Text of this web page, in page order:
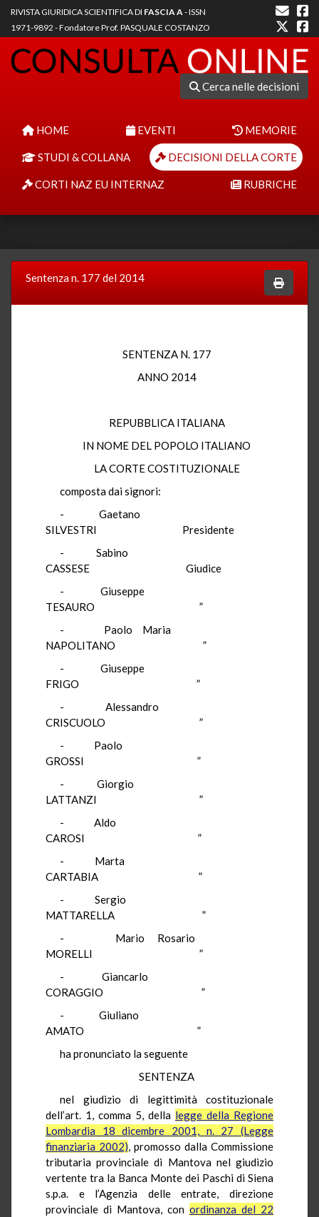
RIVISTA GIURIDICA SCIENTIFICA DI FASCIA A- ISSN
1971-9892 - Fondatore Prof. PASQUALE COSTANZO
Cerca nelle decisioni
HOME EVENTI MEMORIE
STUDI & COLLANA DECISIONI DELLA CORTE
CORTI NAZ EU INTERNAZ RUBRICHE
Sentenza n. 177 del 2014
SENTENZA N. 177
ANNO 2014
REPUBBLICA ITALIANA
IN NOME DEL POPOLO ITALIANO
LA CORTE COSTITUZIONALE
composta dai signori:
- Gaetano
SILVESTRI Presidente
- Sabino
CASSESE Giudice
- Giuseppe
TESAURO ”
- Paolo Maria
NAPOLITANO ”
- Giuseppe
FRIGO ”
- Alessandro
CRISCUOLO ”
- Paolo
GROSSI ”
- Giorgio
LATTANZI ”
- Aldo
CAROSI ”
- Marta
CARTABIA ”
- Sergio
MATTARELLA ”
- Mario Rosario
MORELLI ”
- Giancarlo
CORAGGIO ”
- Giuliano
AMATO ”
ha pronunciato la seguente
SENTENZA
nel giudizio di legittimità costituzionale
dell’art. 1, comma 5, della legge della Regione
Lombardia 18 dicembre 2001, n. 27 (Legge
finanziaria 2002), promosso dalla Commissione
tributaria provinciale di Mantova nel giudizio
vertente tra la Banca Monte dei Paschi di Siena
s.p.a. e l’Agenzia delle entrate, direzione
provinciale di Mantova, con ordinanza del 22